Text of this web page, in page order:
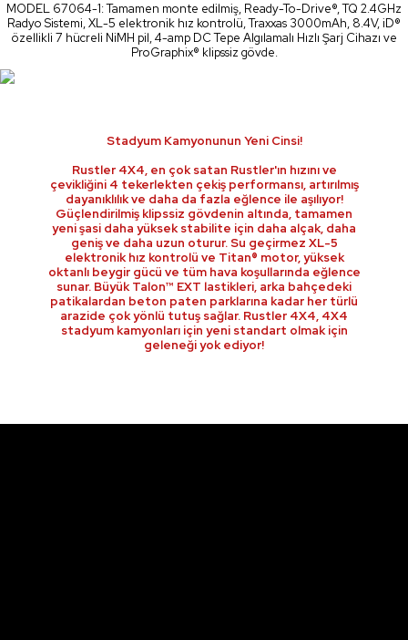
MODEL 67064-1: Tamamen monte edilmiş, Ready-To-Drive®, TQ 2.4GHz
Radyo Sistemi, XL-5 elektronik hız kontrolü, Traxxas 3000mAh, 8.4V, iD®
özellikli 7 hücreli NiMH pil, 4-amp DC Tepe Algılamalı Hızlı Şarj Cihazı ve
ProGraphix® klipssiz gövde.
Stadyum Kamyonunun Yeni Cinsi!
Rustler 4X4, en çok satan Rustler'ın hızını ve
çevikliğini 4 tekerlekten çekiş performansı, artırılmış
dayanıklılık ve daha da fazla eğlence ile aşılıyor!
Güçlendirilmiş klipssiz gövdenin altında, tamamen
yeni şasi daha yüksek stabilite için daha alçak, daha
geniş ve daha uzun oturur. Su geçirmez XL-5
elektronik hız kontrolü ve Titan® motor, yüksek
oktanlı beygir gücü ve tüm hava koşullarında eğlence
sunar. Büyük Talon™ EXT lastikleri, arka bahçedeki
patikalardan beton paten parklarına kadar her türlü
arazide çok yönlü tutuş sağlar. Rustler 4X4, 4X4
stadyum kamyonları için yeni standart olmak için
geleneği yok ediyor!